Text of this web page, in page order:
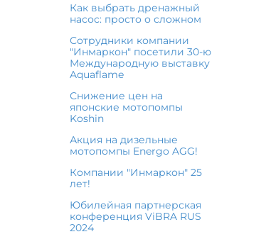
Как выбрать дренажный
насос: просто о сложном
Сотрудники компании
"Инмаркон" посетили 30-ю
Международную выставку
Aquaflame
Снижение цен на
японские мотопомпы
Koshin
Акция на дизельные
мотопомпы Energo AGG!
Компании "Инмаркон" 25
лет!
Юбилейная партнерская
конференция ViBRA RUS
2024